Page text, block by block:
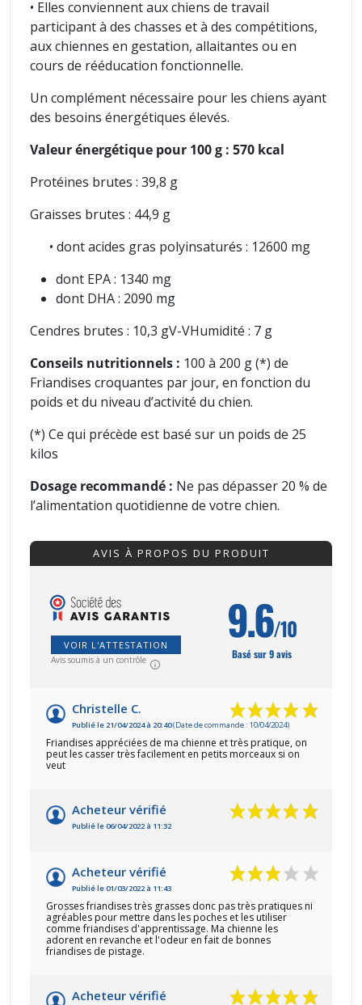
• Elles conviennent aux chiens de travail
participant à des chasses et à des compétitions,
aux chiennes en gestation, allaitantes ou en
cours de rééducation fonctionnelle.
Un complément nécessaire pour les chiens ayant
des besoins énergétiques élevés.
Valeur énergétique pour 100 g : 570 kcal
Protéines brutes : 39,8 g
Graisses brutes : 44,9 g
• dont acides gras polyinsaturés : 12600 mg
dont EPA : 1340 mg
dont DHA : 2090 mg
Cendres brutes : 10,3 gV-VHumidité : 7 g
Conseils nutritionnels : 100 à 200 g (*) de
Friandises croquantes par jour, en fonction du
poids et du niveau d’activité du chien.
(*) Ce qui précède est basé sur un poids de 25
kilos
Dosage recommandé : Ne pas dépasser 20 % de
l’alimentation quotidienne de votre chien.
AVIS À PROPOS DU PRODUIT
VOIR L'ATTESTATION
Avis soumis à un contrôle
9.6/10
Basé sur 9 avis
Christelle C.
Publié le 21/04/2024 à 20:40(Date de commande : 10/04/2024)
Friandises appréciées de ma chienne et très pratique, on
peut les casser très facilement en petits morceaux si on
veut
Acheteur vérifié
Publié le 06/04/2022 à 11:32
Acheteur vérifié
Publié le 01/03/2022 à 11:43
Grosses friandises très grasses donc pas très pratiques ni
agréables pour mettre dans les poches et les utiliser
comme friandises d'apprentissage. Ma chienne les
adorent en revanche et l'odeur en fait de bonnes
friandises de pistage.
Acheteur vérifié